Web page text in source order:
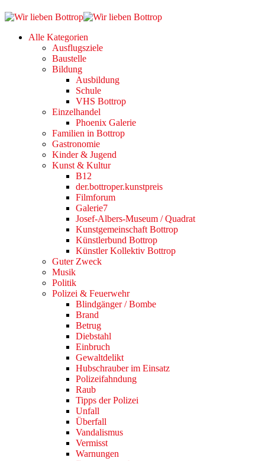
Alle Kategorien
Ausflugsziele
Baustelle
Bildung
Ausbildung
Schule
VHS Bottrop
Einzelhandel
Phoenix Galerie
Familien in Bottrop
Gastronomie
Kinder & Jugend
Kunst & Kultur
B12
der.bottroper.kunstpreis
Filmforum
Galerie7
Josef-Albers-Museum / Quadrat
Kunstgemeinschaft Bottrop
Künstlerbund Bottrop
Künstler Kollektiv Bottrop
Guter Zweck
Musik
Politik
Polizei & Feuerwehr
Blindgänger / Bombe
Brand
Betrug
Diebstahl
Einbruch
Gewaltdelikt
Hubschrauber im Einsatz
Polizeifahndung
Raub
Tipps der Polizei
Unfall
Überfall
Vandalismus
Vermisst
Warnungen